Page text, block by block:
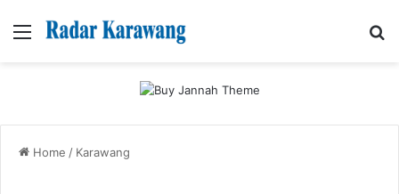
Menu
Home / Karawang